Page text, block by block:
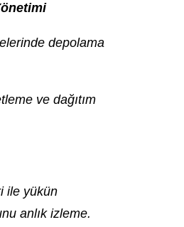
depolama
ve dağıtım
ile yükün
anlık izleme.